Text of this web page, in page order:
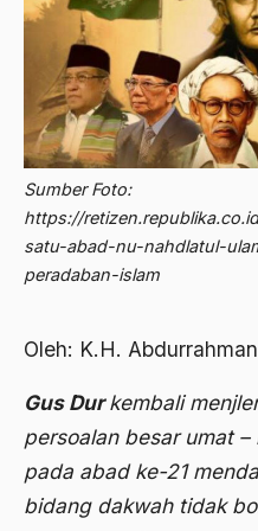
Sumber Foto:
https://
satu-abad-nu-nahdlatul-
peradaban-islam
Oleh: K.H.
Gus Durkembali
persoalan besar umat
pada abad ke-21
bidang dakwah tidak
2014
2013
2012
2011
2010
2009
2008
2005
2004
2003
Abad Modern
Abd. Moqsith Ghazali
Abdi Masyarakat
abdul wahid hasyim
Abdullah Badawi
Abdullah Sungkar
Aboulhasan Bani Sadr
abri